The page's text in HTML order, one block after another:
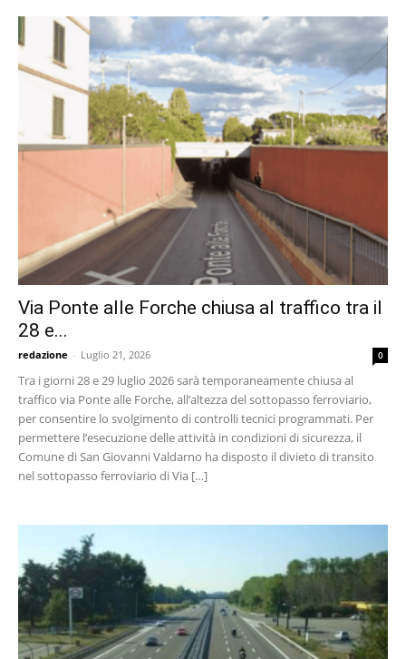
Via Ponte alle Forche chiusa al traffico tra il
28 e...
redazione - Luglio 21, 2026 0
Tra i giorni 28 e 29 luglio 2026 sarà temporaneamente chiusa al
traffico via Ponte alle Forche, all’altezza del sottopasso ferroviario,
per consentire lo svolgimento di controlli tecnici programmati. Per
permettere l’esecuzione delle attività in condizioni di sicurezza, il
Comune di San Giovanni Valdarno ha disposto il divieto di transito
nel sottopasso ferroviario di Via […]